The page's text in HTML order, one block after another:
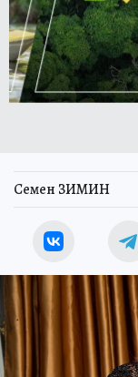
Семен ЗИМИН